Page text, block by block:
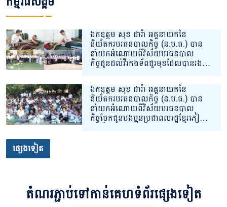
ឯកឧត្តម សុខ ដារ៉ា អគ្គនាយកនៃ
និយ័តករបរធនបាលកិច្ច (ន.ប.ធ.) បាន
នាំយកអំណោយពីវិស័យបរធនបាល
កិច្ចជូនដល់វីរកងទ័ពជួរមុខដែលបានរង
របួស និងកំពុងសម្រាកព្យាបាលនៅ
មណ្ឌលសុខភាព ចំនួន ២ ទីតាំងគោលដៅ
សិ្ថតនៅក្នុងភូមិសាស្រ្តខេត្តព្រះវិហារ។
ឯកឧត្តម សុខ ដារ៉ា អគ្គនាយកនៃ
និយ័តករបរធនបាលកិច្ច (ន.ប.ធ.) បាន
នាំយកអំណោយពីវិស័យបរធនបាល
កិច្ចចែកជូនបងប្អូនប្រជាពលរដ្ឋខ្មែរភៀ
សសឹកដែលកំពុងស្នាក់នៅបណ្តោះអាសន្ន
ផ្សេងទៀត
តំណរភ្ជាប់ទៅកាន់គេហទំព័រផ្សេងទៀត